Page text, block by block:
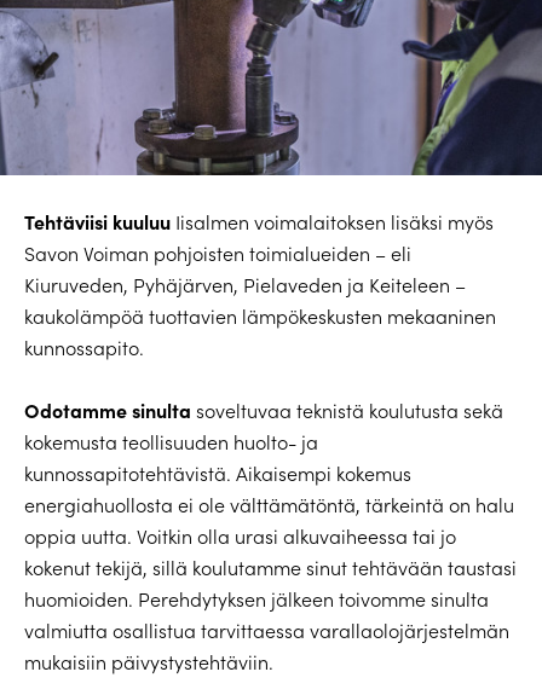
Tehtäviisi kuuluu Iisalmen voimalaitoksen lisäksi myös
Savon Voiman pohjoisten toimialueiden – eli
Kiuruveden, Pyhäjärven, Pielaveden ja Keiteleen –
kaukolämpöä tuottavien lämpökeskusten mekaaninen
kunnossapito.
Odotamme sinulta soveltuvaa teknistä koulutusta sekä
kokemusta teollisuuden huolto- ja
kunnossapitotehtävistä. Aikaisempi kokemus
energiahuollosta ei ole välttämätöntä, tärkeintä on halu
oppia uutta. Voitkin olla urasi alkuvaiheessa tai jo
kokenut tekijä, sillä koulutamme sinut tehtävään taustasi
huomioiden. Perehdytyksen jälkeen toivomme sinulta
valmiutta osallistua tarvittaessa varallaolojärjestelmän
mukaisiin päivystystehtäviin.